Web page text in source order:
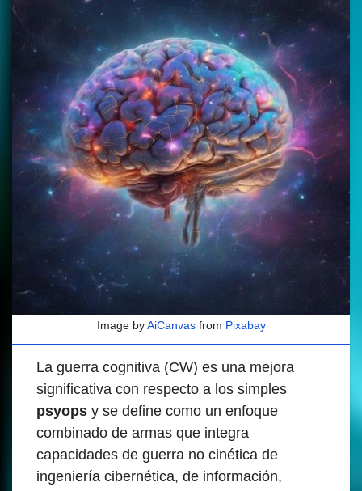
Image byAiCanvasfrom Pixabay
La guerra cognitiva (CW) es una mejora
significativa con respecto a los simples
psyops y se define como un enfoque
combinado de armas que integra
capacidades de guerra no cinética de
ingeniería cibernética, de información,